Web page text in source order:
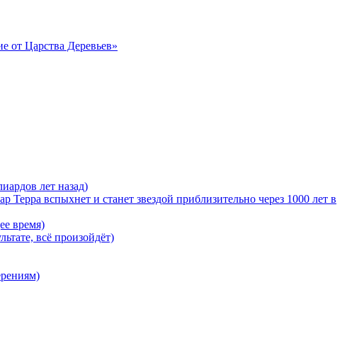
от Царства Деревьев»
лет назад)
вспыхнет и станет звездой приблизительно через 1000 лет в
время)
всё произойдёт)